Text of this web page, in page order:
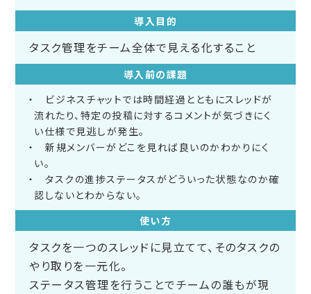
導入目的
タスク管理をチーム全体で見える化すること
導入前の課題
ビジネスチャットでは時間経過とともにスレッドが
流れたり、特定の投稿に対するコメントが気づきにく
い仕様で見逃しが発生。
新規メンバーがどこを見れば良いのかわかりにく
い。
タスクの進捗ステータスがどういった状態なのか確
認しないとわからない。
使い方
タスクを一つのスレッドに見立てて、そのタスクの
やり取りを一元化。
ステータス管理を行うことでチームの誰もが現